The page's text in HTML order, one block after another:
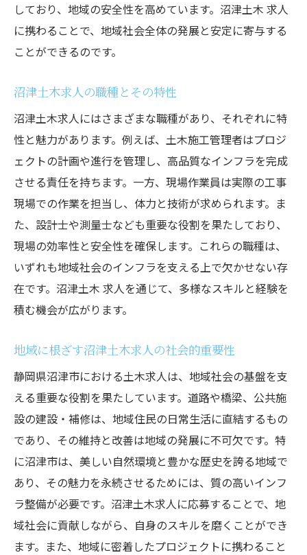
地域住民との関わりと信頼関係
土木作業で感じる地域貢献の実際
地域の安全を守る役割と責任
地域のニーズに応じたプロジェクト選び
日常生活に密接した仕事のやりがい
温暖な沼津市での土木求人の魅力に迫る
沼津市の気候と働きやすさ
自然環境に恵まれた職場環境
地域特有の魅力と観光資源
土木作業員の日常と生活スタイル
温暖な気候が土木作業に与える影響
地域密着型の働き方とその魅力
キャリアアップのためのサポート体制
土木業界でのスキルアップの方法
経験を積むことで広がるキャリアパス
資格取得支援とその利点
将来のリーダーを目指すためのチャンス
キャリア形成のための具体的な手段
地域に根ざす沼津土木求人で感じるやりがい
地域社会に貢献する喜び
プロジェクト完了時の達成感
しており、地域の安全性を高めています。沼津土木 求人
に携わることで、地域社会全体の発展と安定に寄与する
ことができるのです。
沼津土木求人の職種とその特性
沼津土木求人にはさまざまな職種があり、それぞれに特
性と魅力があります。例えば、土木施工管理者はプロジ
ェクトの計画や進行を管理し、高品質なインフラを完成
させる責任を持ちます。一方、現場作業員は実際の工事
現場での作業を担当し、体力と技術が求められます。ま
た、設計士や測量士なども重要な役割を果たしており、
現場の効率性と安全性を確保します。これらの職種は、
いずれも地域社会のインフラを支える上で欠かせない存
在です。沼津土木 求人を通じて、多様なスキルと経験を
積む機会が広がります。
地域に根ざす沼津土木求人の社会的重要性
静岡県沼津市における土木求人は、地域社会の基盤を支
える重要な役割を果たしています。道路や橋梁、公共施
設の建設・補修は、地域住民の日常生活に直結するもの
であり、その維持と改善は地域の発展に不可欠です。特
に沼津市は、美しい自然環境と豊かな歴史を誇る地域で
あり、その魅力を永続させるためには、質の高いインフ
ラ整備が必要です。沼津土木求人に応募することで、地
域社会に貢献しながら、自身のスキルを磨くことができ
ます。また、地域に密着したプロジェクトに携わること